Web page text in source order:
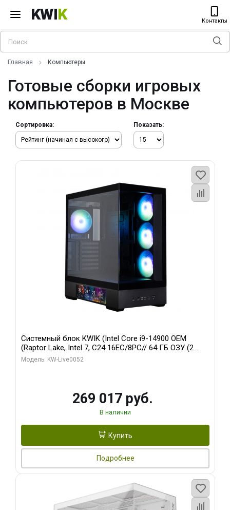
KWIK Контакты
Главная Компьютеры
Готовые сборки игровых
компьютеров в Москве
Сортировка: Показать:
Системный блок KWIK (Intel Core i9-14900 OEM
(Raptor Lake, Intel 7, C24 16EC/8PC// 64 ГБ ОЗУ (2
модуля)/ Palit RTX5080 GAMINGPRO OC 16GB GDDR7
Модель: KW-Live0052
269 017 руб.
В наличии
Купить
Подробнее